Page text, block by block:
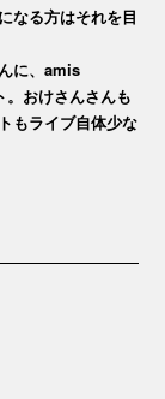
なる方はそれを目
に、amis
おけさんさんも
もライブ自体少な